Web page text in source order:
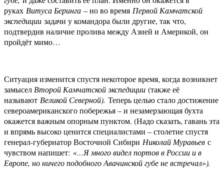
руках Витуса Беринга – но во время Первой Камчатской
экспедиции задачи у командора были другие, так что,
подтвердив наличие пролива между Азией и Америкой, он
пройдёт мимо…
Ситуация изменится спустя некоторое время, когда возникнет
замыселВторой Камчатской экспедиции (также её
называют Великой Северной). Теперь целью стало достижение
североамериканского побережья – и незамерзающая бухта
окажется важным опорным пунктом. (Надо сказать, гавань эта
и впрямь высоко ценится специалистами – столетие спустя
генерал-губернатор Восточной Сибири Николай Муравьев с
чувством напишет: «…Я много видел портов в России и в
Европе, но ничего подобного Авачинской губе не встречал»).